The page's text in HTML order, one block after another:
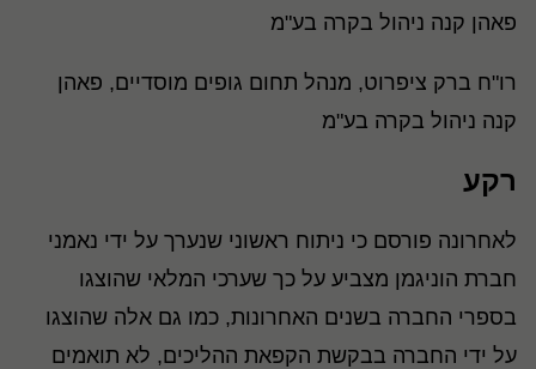
פאהן קנה ניהול בקרה בע"מ
רו"ח ברק ציפרוט, מנהל תחום גופים מוסדיים, פאהן
קנה ניהול בקרה בע"מ
רקע
לאחרונה פורסם כי ניתוח ראשוני שנערך על ידי נאמני
חברת הוניגמן מצביע על כך שערכי המלאי שהוצגו
בספרי החברה בשנים האחרונות, כמו גם אלה שהוצגו
על ידי החברה בבקשת הקפאת ההליכים, לא תואמים